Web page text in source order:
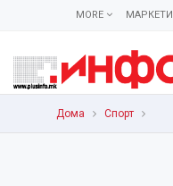
MORE
Дома Спорт